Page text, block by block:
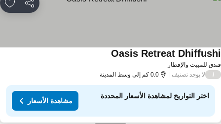
مشاركة
للمبيت والإفطار
Oasis Retreat
لا يوجد تصنيف 0.0 كم إلى وسط المدينة
اختر التواريخ لمشاهدة الأسعار المحددة
مشاهدة الأسعار